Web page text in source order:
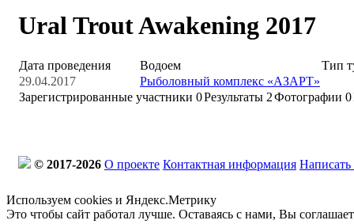
Ural Trout Awakening 2017
Дата проведения Водоем
Тип
29.04.2017
Рыболовный комплекс «АЗАРТ»
Зарегистрированные участники 0Результаты 2Фотографии 0
© 2017-2026 О проекте Контактная информация
Используем cookies и Яндекс.Метрику
Это чтобы сайт работал лучше. Оставаясь с нами, Вы